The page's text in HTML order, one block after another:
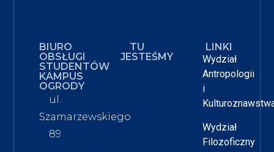
BIURO
OBSŁUGI
STUDENTÓW
KAMPUS
OGRODY
ul.
Szamarzewskiego
89
TU
JESTEŚMY
LINKI
Wydział
Antropologii
i
Wydział
Filozoficzny